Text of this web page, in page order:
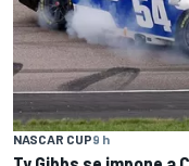
NASCAR CUP9 h